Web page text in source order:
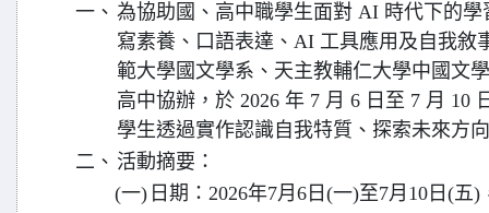
一、 為協助國、高中職學生面對 AI 時代下的
寫素養、口語表達、AI 工具應用及自我敘
範大學國文學系、天主教輔仁大學中國文
高中協辦，於 2026 年 7 月 6 日至 7 月 10
學生透過實作認識自我特質、探索未來方
二、 活動摘要：
(一) 日期：2026年7月6日(一)至7月10日(五